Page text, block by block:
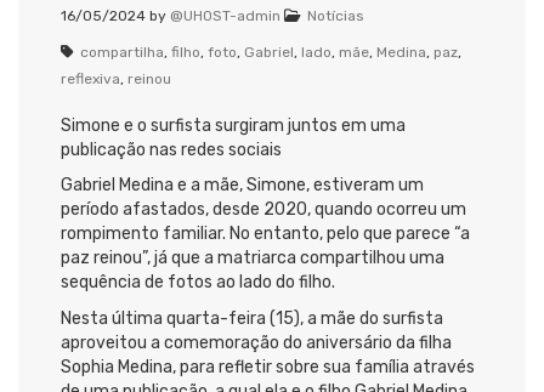
16/05/2024 by @UHOST-admin Notícias
compartilha, filho, foto, Gabriel, lado, mãe, Medina, paz,
reflexiva, reinou
Simone e o surfista surgiram juntos em uma
publicação nas redes sociais
Gabriel Medina e a mãe, Simone, estiveram um
período afastados, desde 2020, quando ocorreu um
rompimento familiar. No entanto, pelo que parece “a
paz reinou”, já que a matriarca compartilhou uma
sequência de fotos ao lado do filho.
Nesta última quarta-feira (15), a mãe do surfista
aproveitou a comemoração do aniversário da filha
Sophia Medina, para refletir sobre sua família através